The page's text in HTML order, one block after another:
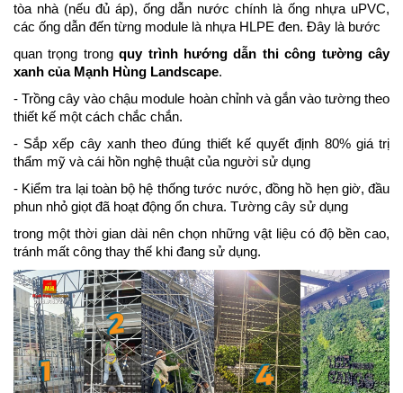
tòa nhà (nếu đủ áp), ống dẫn nước chính là ống nhựa uPVC,
các ống dẫn đến từng module là nhựa HLPE đen. Đây là bước
quan trọng trongquy trình hướng dẫn thi công tường cây
xanh của Mạnh Hùng Landscape.
- Trồng cây vào chậu module hoàn chỉnh và gắn vào tường theo
thiết kế một cách chắc chắn.
- Sắp xếp cây xanh theo đúng thiết kế quyết định 80% giá trị
thẩm mỹ và cái hồn nghệ thuật của người sử dụng
- Kiểm tra lại toàn bộ hệ thống tước nước, đồng hồ hẹn giờ, đầu
phun nhỏ giọt đã hoạt động ổn chưa. Tường cây sử dụng
trong một thời gian dài nên chọn những vật liệu có độ bền cao,
tránh mất công thay thế khi đang sử dụng.